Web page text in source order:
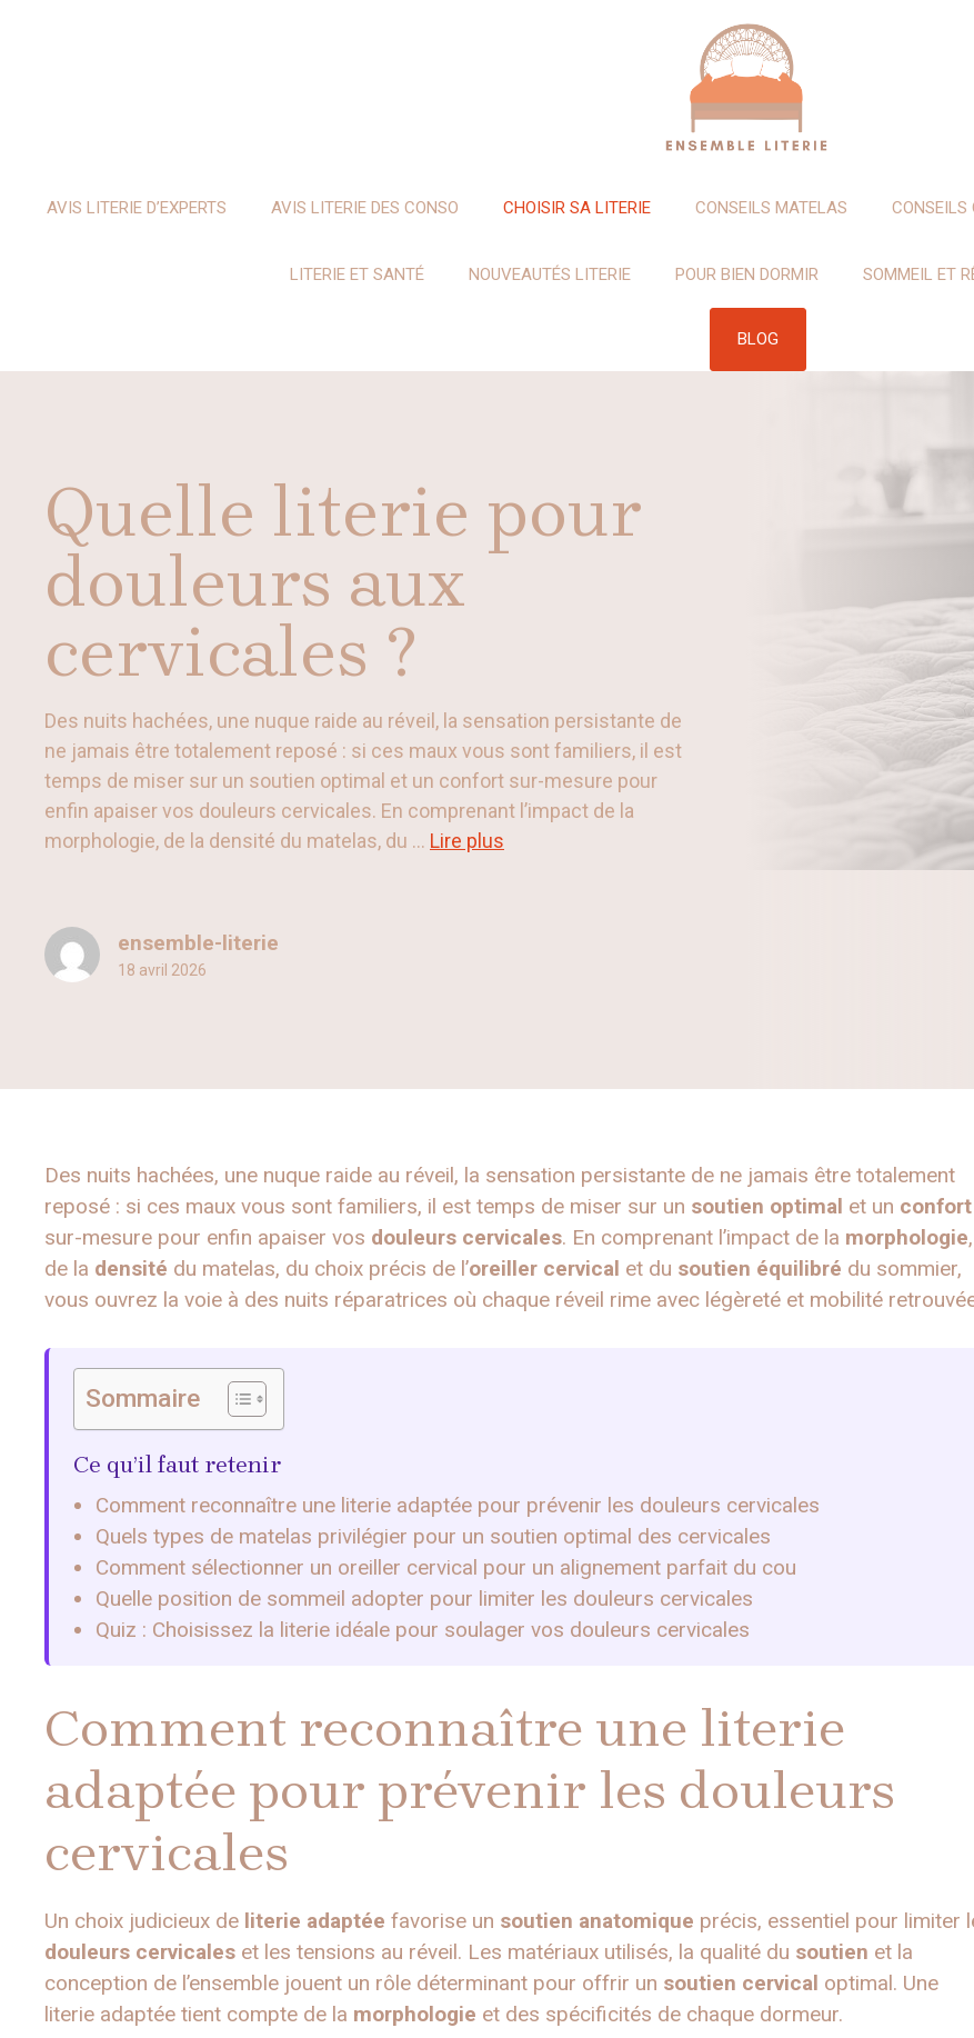
AVIS LITERIE D’EXPERTS AVIS LITERIE DES CONSO CHOISIR SA LITERIE CONSEILS MATELAS CONSEILS
LITERIE ET SANTÉ NOUVEAUTÉS LITERIE POUR BIEN DORMIR SOMMEIL ET
BLOG
Quelle literie pour
douleurs aux
cervicales ?
Des nuits hachées, une nuque raide au réveil, la sensation persistante de
ne jamais être totalement reposé : si ces maux vous sont familiers, il est
temps de miser sur un soutien optimal et un confort sur-mesure pour
enfin apaiser vos douleurs cervicales. En comprenant l’impact de la
morphologie, de la densité du matelas, du ... Lire plus
ensemble-literie
18 avril 2026
Des nuits hachées, une nuque raide au réveil, la sensation persistante de ne jamais être totalement
reposé : si ces maux vous sont familiers, il est temps de miser sur un soutien optimal et un confort
sur-mesure pour enfin apaiser vos douleurs cervicales. En comprenant l’impact de la morphologie,
de la densité du matelas, du choix précis de l’oreiller cervical et du soutien équilibré du sommier,
vous ouvrez la voie à des nuits réparatrices où chaque réveil rime avec légèreté et mobilité
Sommaire
Ce qu’il faut retenir
Comment reconnaître une literie adaptée pour prévenir les douleurs cervicales
Quels types de matelas privilégier pour un soutien optimal des cervicales
Comment sélectionner un oreiller cervical pour un alignement parfait du cou
Quelle position de sommeil adopter pour limiter les douleurs cervicales
Quiz : Choisissez la literie idéale pour soulager vos douleurs cervicales
Comment reconnaître une literie
adaptée pour prévenir les douleurs
cervicales
Un choix judicieux de literie adaptée favorise un soutien anatomique précis, essentiel pour limiter
douleurs cervicales et les tensions au réveil. Les matériaux utilisés, la qualité du soutien et la
conception de l’ensemble jouent un rôle déterminant pour offrir un soutien cervical optimal. Une
literie adaptée tient compte de la morphologie et des spécificités de chaque dormeur.